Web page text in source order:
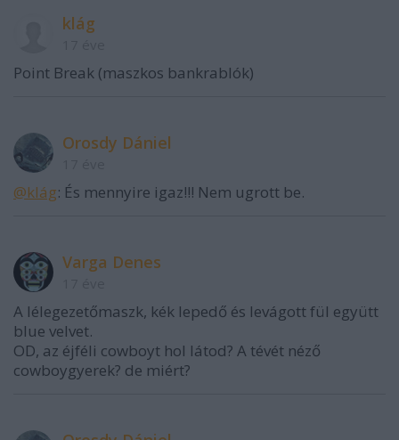
klág
Point Break (maszkos bankrablók)
Orosdy Dániel
@klág: És mennyire igaz!!! Nem ugrott be.
Varga Denes
A lélegezetőmaszk, kék lepedő és levágott fül együtt
blue velvet.
OD, az éjféli cowboyt hol látod? A tévét néző
cowboygyerek? de miért?